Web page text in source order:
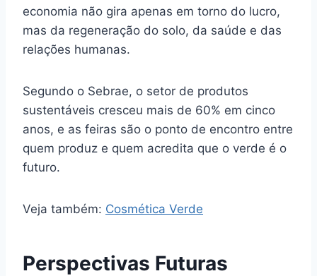
economia não gira apenas em torno do lucro,
mas da regeneração do solo, da saúde e das
relações humanas.
Segundo o Sebrae, o setor de produtos
sustentáveis cresceu mais de 60% em cinco
anos, e as feiras são o ponto de encontro entre
quem produz e quem acredita que o verde é o
futuro.
Veja também: Cosmética Verde
Perspectivas Futuras